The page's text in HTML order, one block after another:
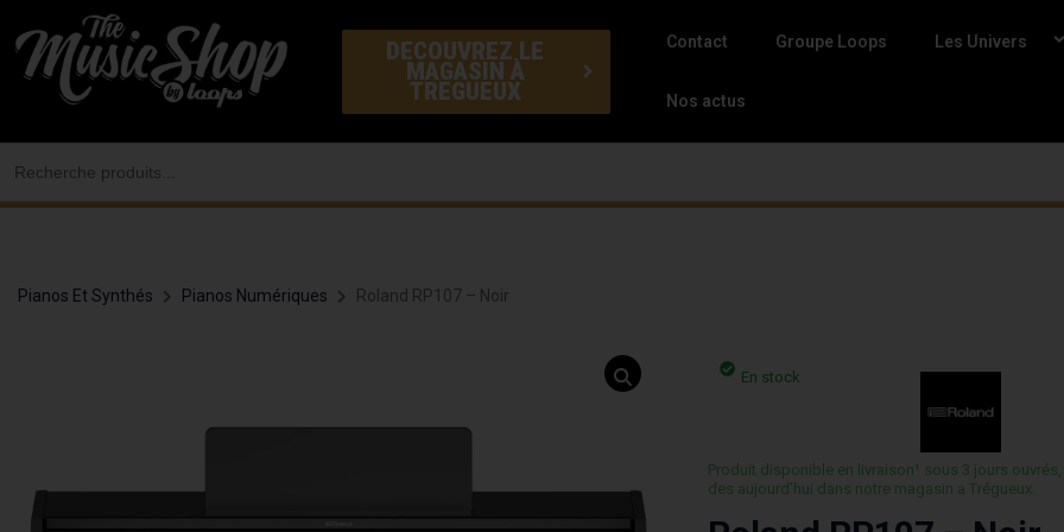
au
contenu
DECOUVREZ LE
MAGASIN À
TREGUEUX
Contact Groupe Loops Les Univers
Nos actus
Pianos Et Synthés Pianos Numériques Roland RP107 – Noir
En stock
Produit disponible en livraison¹ sous 3 jours ouvrés,
des aujourd’hui dans notre magasin a Trégueux.